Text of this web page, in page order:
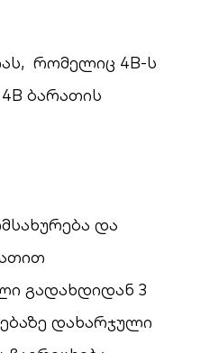
რომელიც 4B-ს
ბარათის
და
გადახდიდან 3
დახარჯული